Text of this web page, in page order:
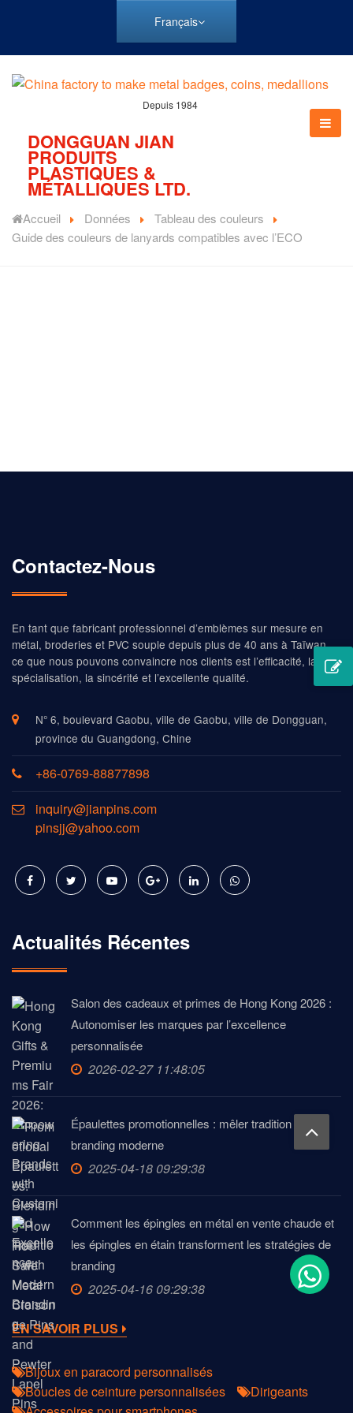
Français
Depuis 1984
DONGGUAN JIAN
PRODUITS
PLASTIQUES &
MÉTALLIQUES LTD.
Accueil Données
Tableau des couleurs
Guide des couleurs de lanyards compatibles avec l’ECO
Contactez-Nous
En tant que fabricant professionnel d’emblèmes sur mesure en
métal, broderies et PVC souple depuis plus de 40 ans à Taïwan,
ce que nous pouvons convaincre nos clients est l’efficacité, la
spécialisation, la sincérité et l’excellente qualité.
N° 6, boulevard Gaobu, ville de Gaobu, ville de Dongguan,
province du Guangdong, Chine
+86-0769-88877898
inquiry@jianpins.com
pinsjj@yahoo.com
Actualités Récentes
Salon des cadeaux et primes de Hong Kong 2026 :
Autonomiser les marques par l’excellence
personnalisée
2026-02-27 11:48:05
Épaulettes promotionnelles : mêler tradition et
branding moderne
2025-04-18 09:29:38
Comment les épingles en métal en vente chaude et
les épingles en étain transforment les stratégies de
branding
2025-04-16 09:29:38
EN SAVOIR PLUS
Bijoux en paracord personnalisés
Boucles de ceinture personnalisées
Dirigeants